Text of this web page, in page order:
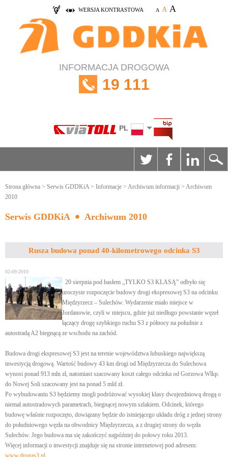
WERSJA KONTRASTOWA A A A
INFORMACJA DROGOWA
19 111
PL
Strona główna > Serwis GDDKiA> Informacje > Archiwum informacji > Archiwum
2010
Serwis GDDKiA Archiwum 2010
Rusza budowa ponad 40-kilometrowego odcinka S3
02-09-2010
20 sierpnia pod hasłem „TYLKO S3 KLASĄ” odbyło się
uroczyste rozpoczęcie budowy drogi ekspresowej S3 na odcinku
Międzyrzecz – Sulechów. Wydarzenie miało miejsce w
Jordanowie, czyli w miejscu, gdzie już niedługo powstanie węzeł
łączący drogę szybkiego ruchu S3 z północy na południe z
autostradą A2 biegnącą ze wschodu na zachód.
Budowa drogi ekspresowej S3 jest na terenie województwa lubuskiego największą
inwestycją drogową. Wartość budowy 43 km drogi od Międzyrzecza do Sulechowa
wynosi ponad 913 mln zł, natomiast szacowany koszt całego odcinka od Gorzowa Wlkp.
do Nowej Soli szacowany jest na ponad 5 mld zł.
Po wybudowaniu S3 będziemy mogli podróżować wysokiej klasy dwujezdniową drogą o
niemal autostradowych parametrach, biegnącej nowym szlakiem. Odcinek, którego
budowę właśnie rozpoczęto, dowiązany będzie do istniejącego układu dróg z jednej strony
do południowego węzła na obwodnicy Międzyrzecza, a z drugiej strony do węzła
Sulechów. Jego budowa ma się zakończyć najpóźniej do połowy roku 2013.
Więcej informacji o inwestycji znajduje się na stronie internetowej pod adresem:
www.drogas3.pl